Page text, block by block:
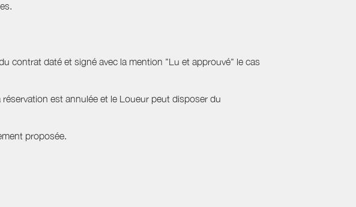
contrat daté et signé avec la mention "Lu et approuvé" le cas
est annulée et le Loueur peut disposer du
proposée.